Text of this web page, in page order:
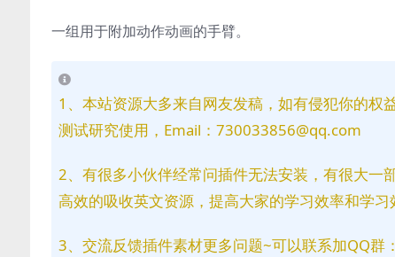
一组用于附加动作动画的手臂。
1、本站资源大多来自网友发稿，如有侵犯你的
测试研究使用，Email：730033856@qq.com
2、有很多小伙伴经常问插件无法安装，有很大一
高效的吸收英文资源，提高大家的学习效率和学习
3、交流反馈插件素材更多问题~可以联系加QQ群